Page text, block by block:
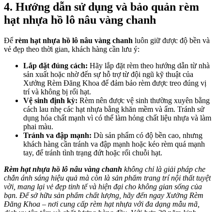
4. Hướng dẫn sử dụng và bảo quản rèm
hạt nhựa hồ lô nâu vàng chanh
Để rèm hạt nhựa hồ lô nâu vàng chanh luôn giữ được độ bền và
vẻ đẹp theo thời gian, khách hàng cần lưu ý:
Lắp đặt đúng cách: Hãy lắp đặt rèm theo hướng dẫn từ nhà
sản xuất hoặc nhờ đến sự hỗ trợ từ đội ngũ kỹ thuật của
Xưởng Rèm Đăng Khoa để đảm bảo rèm được treo đúng vị
trí và không bị rối hạt.
Vệ sinh định kỳ: Rèm nên được vệ sinh thường xuyên bằng
cách lau nhẹ các hạt nhựa bằng khăn mềm và ẩm. Tránh sử
dụng hóa chất mạnh vì có thể làm hỏng chất liệu nhựa và làm
phai màu.
Tránh va đập mạnh: Dù sản phẩm có độ bền cao, nhưng
khách hàng cần tránh va đập mạnh hoặc kéo rèm quá mạnh
tay, để tránh tình trạng đứt hoặc rối chuỗi hạt.
Rèm hạt nhựa hồ lô nâu vàng chanh không chỉ là giải pháp che
chắn ánh sáng hiệu quả mà còn là sản phẩm trang trí nội thất tuyệt
vời, mang lại vẻ đẹp tinh tế và hiện đại cho không gian sống của
bạn. Để sở hữu sản phẩm chất lượng, hãy đến ngay Xưởng Rèm
Đăng Khoa – nơi cung cấp rèm hạt nhựa với đa dạng mẫu mã,